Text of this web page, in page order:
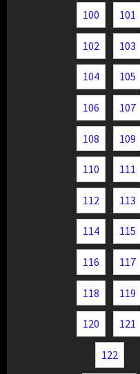
100 101
102 103
104 105
106 107
108 109
110 111
112 113
114 115
116 117
118 119
120 121
122